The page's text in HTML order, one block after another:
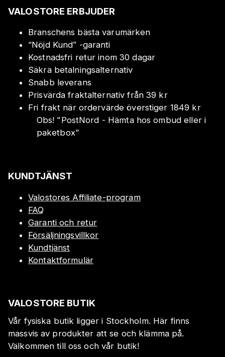
VALOSTORE ERBJUDER
Branschens bästa varumärken
“Nöjd Kund” -garanti
Kostnadsfri retur inom 30 dagar
Säkra betalningsalternativ
Snabb leverans
Prisvärda fraktalternativ från 39 kr
Fri frakt när ordervärde överstiger 1849 kr
Obs! "PostNord - Hämta hos ombud eller i
paketbox"
KUNDTJÄNST
Valostores Affiliate-program
FAQ
Garanti och retur
Försäljningsvillkor
Kundtjänst
Kontaktformulär
VALOSTORE BUTIK
Vår fysiska butik ligger i Stockholm. Här finns
massvis av produkter att se och klämma på.
Välkommen till oss och vår butik!